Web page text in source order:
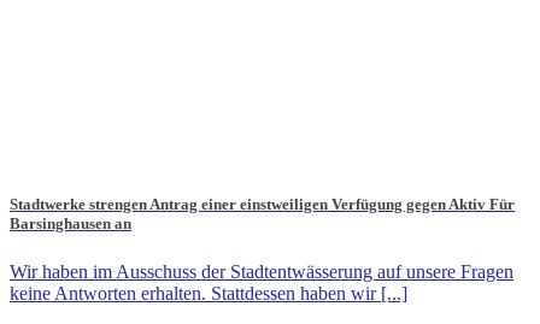
Stadtwerke strengen Antrag einer einstweiligen Verfügung gegen Aktiv Für
Barsinghausen an
Wir haben im Ausschuss der Stadtentwässerung auf unsere Fragen
keine Antworten erhalten. Stattdessen haben wir [...]